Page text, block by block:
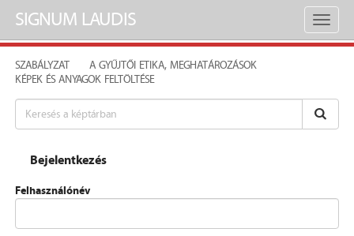
Toggle
SIGNUM LAUDIS
SZABÁLYZAT
A GYŰJTŐI ETIKA, MEGHATÁROZÁSOK
KÉPEK ÉS ANYAGOK FELTÖLTÉSE
Bejelentkezés
Felhasználónév